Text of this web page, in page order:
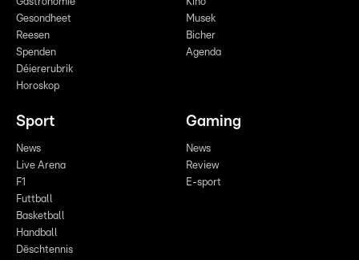
Gesondheet
Reesen
Spenden
Déiererubrik
Horoskop
Musek
Bicher
Agenda
Sport
News
Live Arena
F1
Futtball
Basketball
Handball
Dëschtennis
Gaming
News
Review
E-sport